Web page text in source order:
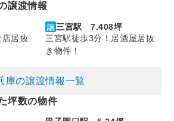
譲渡情報
居抜
三宮駅 7.408坪
三宮駅徒歩3分！居酒屋居抜
き物件！
庫の譲渡情報一覧
坪数の物件